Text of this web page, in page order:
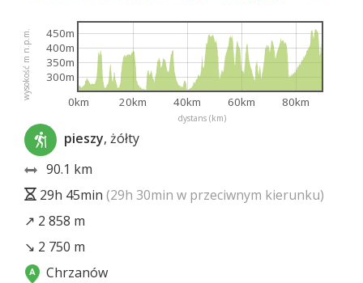
dystans (km)
wysokość m n.p.m.
0km 20km 40km 60km 80km
300m
350m
400m
450m
pieszy, żółty
90.1 km
29h 45min (29h 30min w przeciwnym kierunku)
↗ 2 858 m
↘ 2 750 m
Chrzanów